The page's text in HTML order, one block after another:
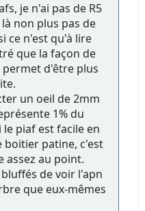
je n'ai pas de R5
non plus pas de
ce n'est qu'à lire
que la façon de
d'être plus
un oeil de 2mm
1% du
piaf est facile en
boitier patine, c'est
assez au point.
de voir l'apn
que eux-mêmes